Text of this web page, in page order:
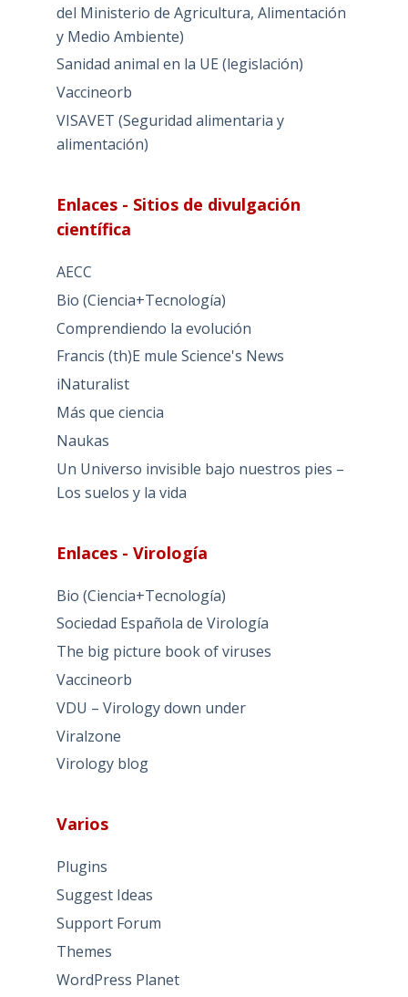
del Ministerio de Agricultura, Alimentación
y Medio Ambiente)
Sanidad animal en la UE (legislación)
Vaccineorb
VISAVET (Seguridad alimentaria y
alimentación)
Enlaces - Sitios de divulgación
científica
AECC
Bio (Ciencia+Tecnología)
Comprendiendo la evolución
Francis (th)E mule Science's News
iNaturalist
Más que ciencia
Naukas
Un Universo invisible bajo nuestros pies –
Los suelos y la vida
Enlaces - Virología
Bio (Ciencia+Tecnología)
Sociedad Española de Virología
The big picture book of viruses
Vaccineorb
VDU – Virology down under
Viralzone
Virology blog
Varios
Plugins
Suggest Ideas
Support Forum
Themes
WordPress Planet